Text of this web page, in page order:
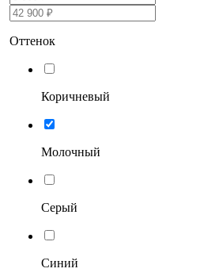
Оттенок
Коричневый
Молочный
Серый
Синий